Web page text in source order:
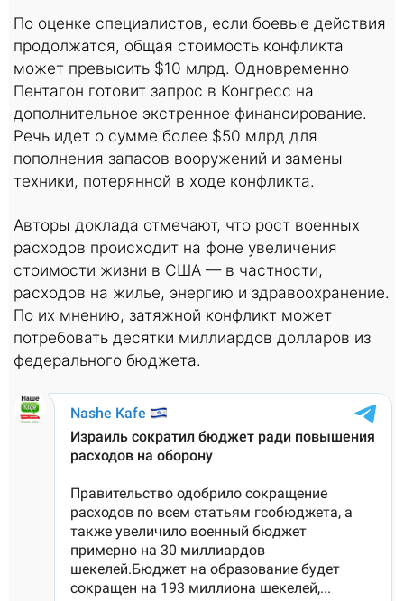
По оценке специалистов, если боевые действия
продолжатся, общая стоимость конфликта
может превысить $10 млрд. Одновременно
Пентагон готовит запрос в Конгресс на
дополнительное экстренное финансирование.
Речь идет о сумме более $50 млрд для
пополнения запасов вооружений и замены
техники, потерянной в ходе конфликта.
Авторы доклада отмечают, что рост военных
расходов происходит на фоне увеличения
стоимости жизни в США — в частности,
расходов на жилье, энергию и здравоохранение.
По их мнению, затяжной конфликт может
потребовать десятки миллиардов долларов из
федерального бюджета.